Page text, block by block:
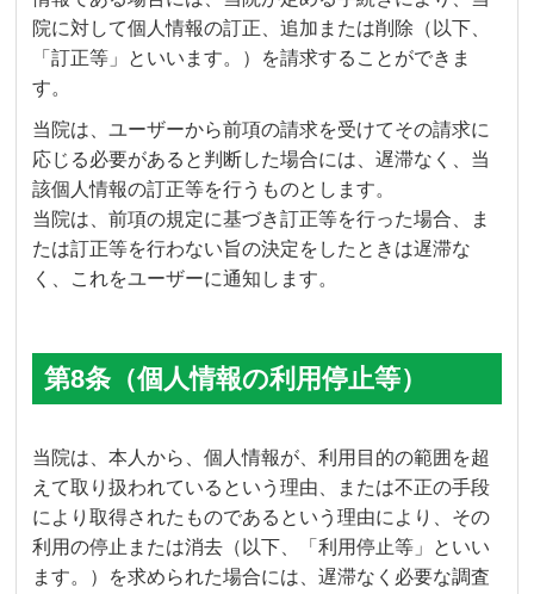
院に対して個人情報の訂正、追加または削除（以下、
「訂正等」といいます。）を請求することができま
す。
当院は、ユーザーから前項の請求を受けてその請求に
応じる必要があると判断した場合には、遅滞なく、当
該個人情報の訂正等を行うものとします。
当院は、前項の規定に基づき訂正等を行った場合、ま
たは訂正等を行わない旨の決定をしたときは遅滞な
く、これをユーザーに通知します。
第8条（個人情報の利用停止等）
当院は、本人から、個人情報が、利用目的の範囲を超
えて取り扱われているという理由、または不正の手段
により取得されたものであるという理由により、その
利用の停止または消去（以下、「利用停止等」といい
ます。）を求められた場合には、遅滞なく必要な調査